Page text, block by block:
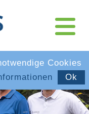
Cookies
Ok